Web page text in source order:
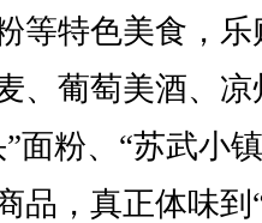
等特色美食，乐
、葡萄美酒、凉
面粉、“苏武小
品，真正体味到